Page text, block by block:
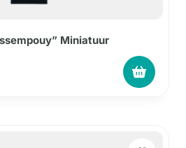
Miniatuur